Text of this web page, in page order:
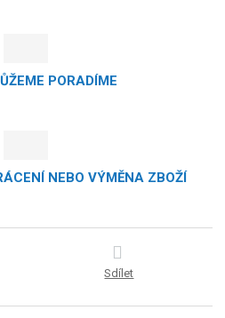
PORADÍME
NEBO VÝMĚNA ZBOŽÍ
Sdílet